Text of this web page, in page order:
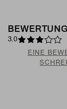
3.0
EINE